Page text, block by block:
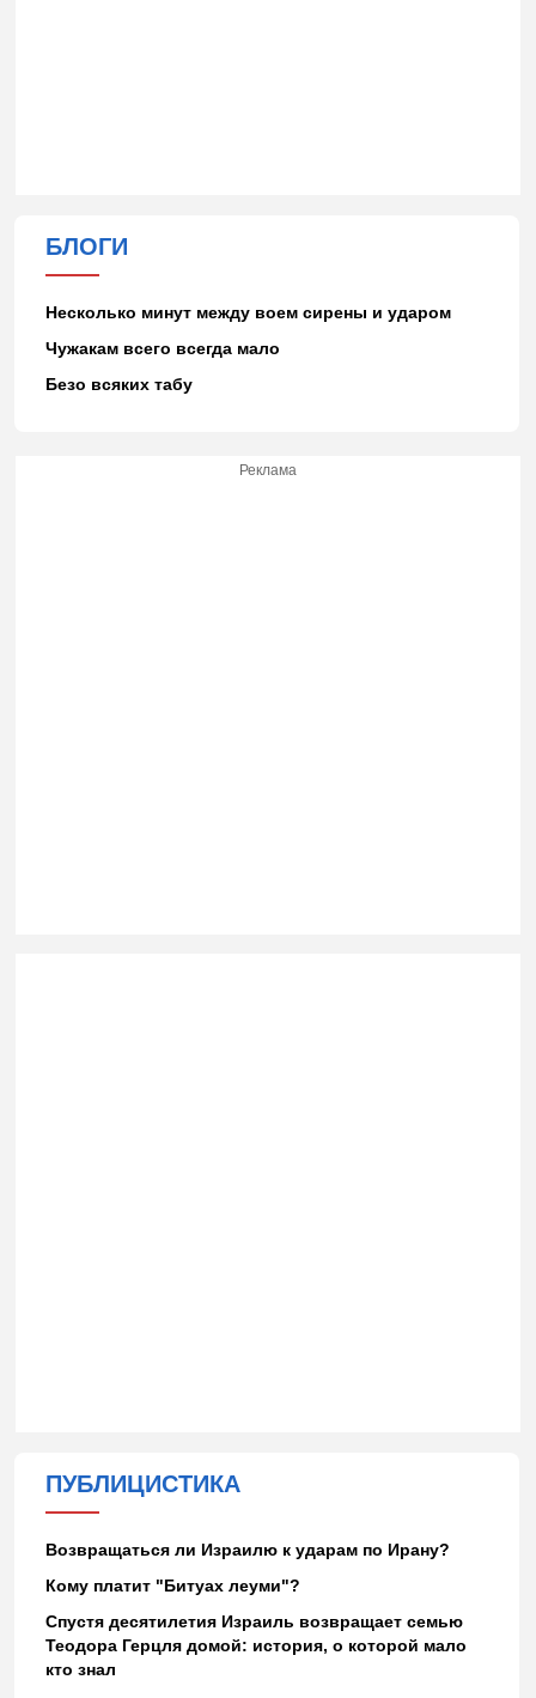
БЛОГИ
Несколько минут между воем сирены и ударом
Чужакам всего всегда мало
Безо всяких табу
Реклама
ПУБЛИЦИСТИКА
Возвращаться ли Израилю к ударам по Ирану?
Кому платит "Битуах леуми"?
Спустя десятилетия Израиль возвращает семью
Теодора Герцля домой: история, о которой мало
кто знал